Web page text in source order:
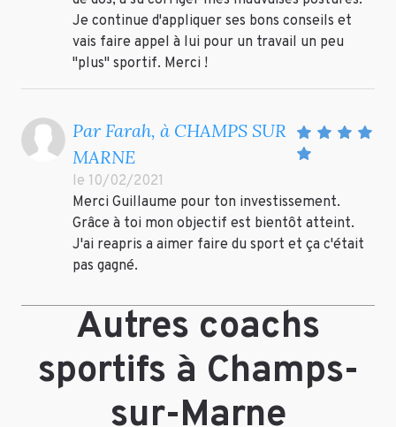
Je continue d'appliquer ses bons conseils et
vais faire appel à lui pour un travail un peu
"plus" sportif. Merci !
Par Farah, à CHAMPS SUR
MARNE
le 10/02/2021
Merci Guillaume pour ton investissement.
Grâce à toi mon objectif est bientôt atteint.
J'ai reapris a aimer faire du sport et ça c'était
pas gagné.
Autres coachs
sportifs à Champs-
sur-Marne